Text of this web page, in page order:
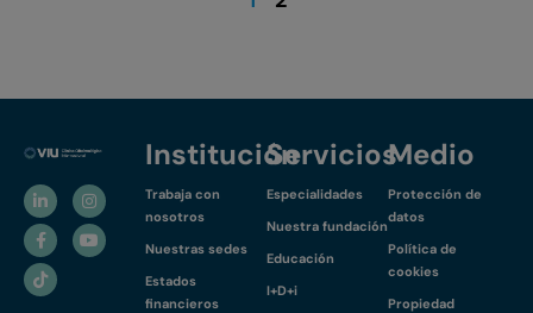
Institución
Trabaja con
nosotros
Nuestras sedes
Estados
financieros
Servicios
Especialidades
Nuestra fundación
Educación
I+D+i
Medio
Protección de
datos
Política de
cookies
Propiedad